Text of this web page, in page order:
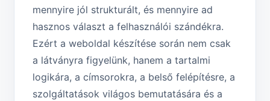
mennyire jól strukturált, és mennyire ad
hasznos választ a felhasználói szándékra.
Ezért a weboldal készítése során nem csak
a látványra figyelünk, hanem a tartalmi
logikára, a címsorokra, a belső felépítésre, a
szolgáltatások világos bemutatására és a